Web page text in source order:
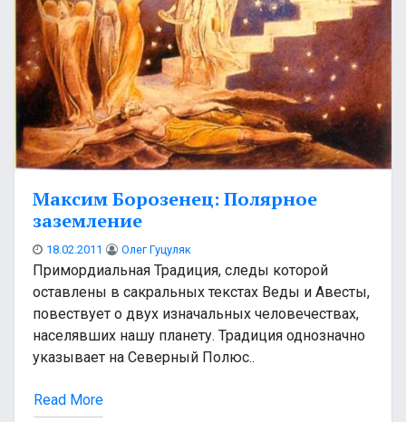
Максим Борозенец: Полярное
заземление
18.02.2011 Олег Гуцуляк
Примордиальная Традиция, следы которой
оставлены в сакральных текстах Веды и Авесты,
повествует о двух изначальных человечествах,
населявших нашу планету. Традиция однозначно
указывает на Северный Полюс..
Read More